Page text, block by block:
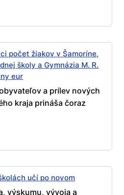
počet žiakov v Šamoríne,
školy a Gymnázia M. R.
eur
a prílev nových
kraja prináša čoraz
učí po novom
výskumu, vývoja a